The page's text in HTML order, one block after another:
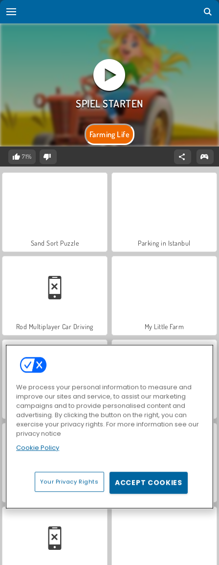
Farming Life
71%
Sand Sort Puzzle Parking in Istanbul
Rod Multiplayer Car Driving My Little Farm
My Farm Life Little Farm Clicker
Idle Farming Business Just Farm
We process your personal information to measure and
improve our sites and service, to assist our marketing
campaigns and to provide personalised content and
advertising. By clicking the button on the right, you can
exercise your privacy rights. For more information see our
privacy notice
Cookie Policy
Your Privacy Rights ACCEPT COOKIES